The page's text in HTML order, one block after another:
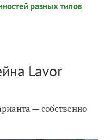
разных типов
Lavor
— собственно